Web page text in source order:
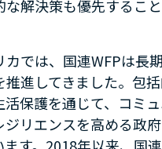
解決策も優先するこ
では、国連WFPは長
進してきました。包
保護を通じて、コミ
リエンスを高める政
す。2018年以来、国連